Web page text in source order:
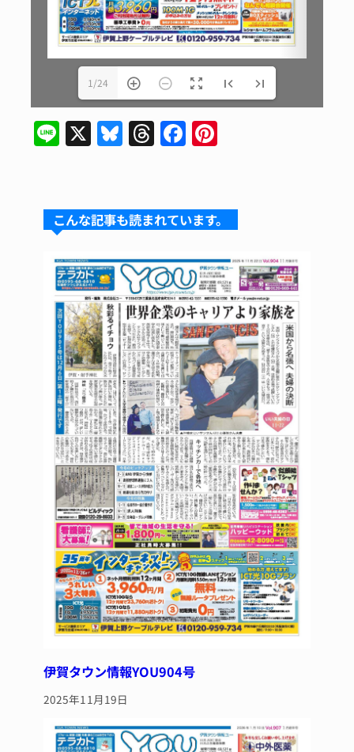
1/24
Line
X Bluesky
Threads
Facebook
こんな記事も読まれています。
伊賀タウン情報YOU904号
2025年11月19日